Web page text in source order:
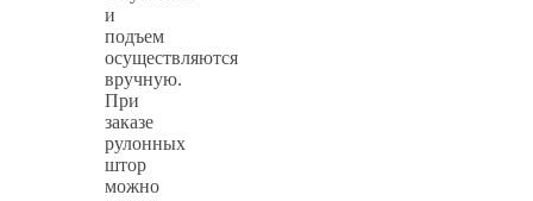
и
подъем
осуществляются
вручную.
При
заказе
рулонных
штор
можно